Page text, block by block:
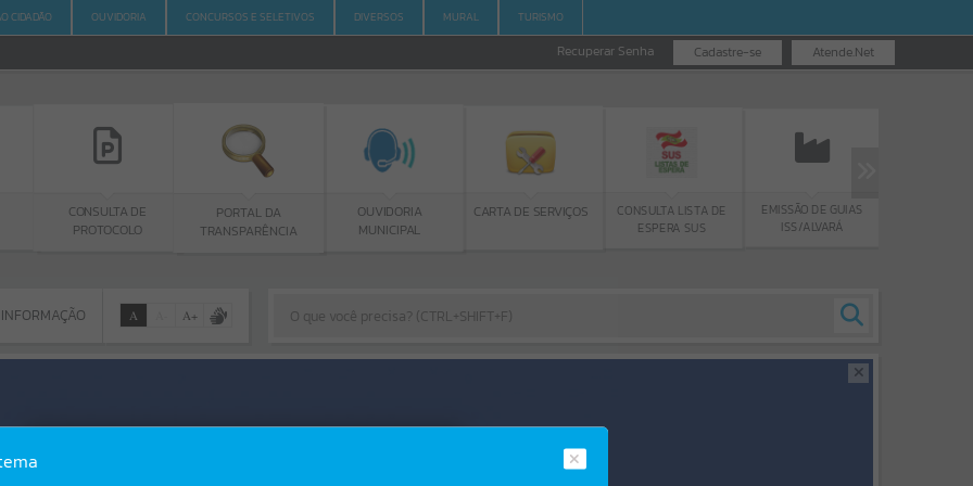
CIDADÃO OUVIDORIA CONCURSOS E SELETIVOS DIVERSOS MURAL TURISMO
Atende.Net
Cadastre-se
Recuperar Senha
CONSULTA DE
PROTOCOLO
PORTAL DA
TRANSPARÊNCIA
OUVIDORIA
MUNICIPAL
CARTA DE SERVIÇOS CONSULTA LISTA DE
ESPERA SUS
EMISSÃO DE GUIAS
ISS/ALVARÁ
A A+